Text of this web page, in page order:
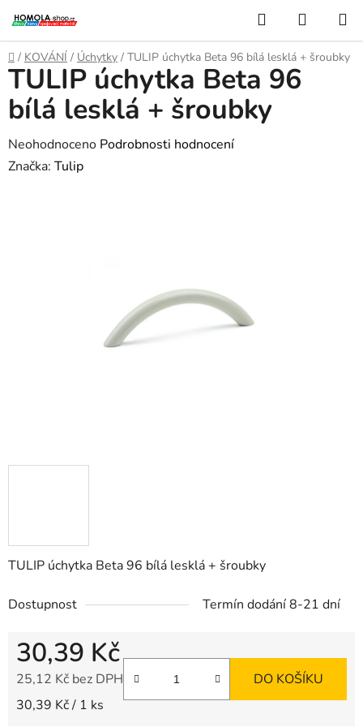
na
obsah
Hledat
KOŠÍK
Domů
/ KOVÁNÍ / Úchytky / TULIP úchytka Beta 96 bílá lesklá + šroubky
TULIP úchytka Beta 96 bílá lesklá + šroubky
Dostupnost Termín dodání 8-21 dní
30,39 Kč
25,12 Kč bez DPH
Měrná cena:
30,39 Kč / 1 ks
DO KOŠÍKU
TULIP úchytka Beta 96
bílá lesklá + šroubky
Průměrné
hodnocení
Neohodnoceno Podrobnosti hodnocení
Značka: Tulip